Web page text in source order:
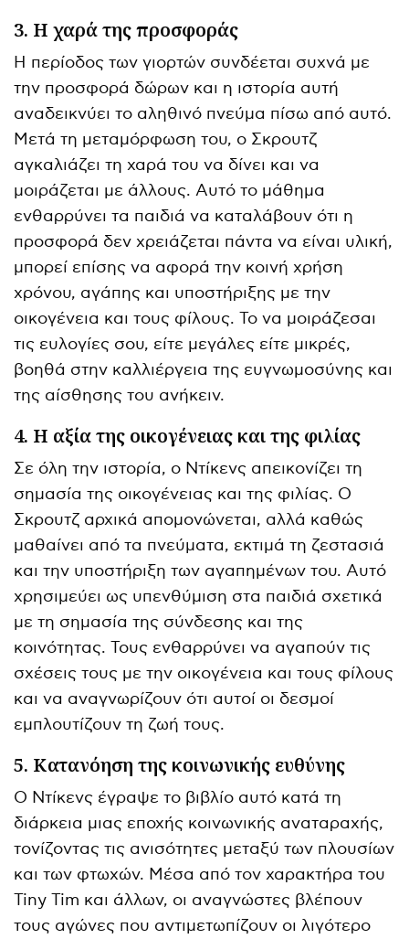
3. Η χαρά της προσφοράς
Η περίοδος των γιορτών συνδέεται συχνά με
την προσφορά δώρων και η ιστορία αυτή
αναδεικνύει το αληθινό πνεύμα πίσω από αυτό.
Μετά τη μεταμόρφωση του, ο Σκρουτζ
αγκαλιάζει τη χαρά του να δίνει και να
μοιράζεται με άλλους. Αυτό το μάθημα
ενθαρρύνει τα παιδιά να καταλάβουν ότι η
προσφορά δεν χρειάζεται πάντα να είναι υλική,
μπορεί επίσης να αφορά την κοινή χρήση
χρόνου, αγάπης και υποστήριξης με την
οικογένεια και τους φίλους. Το να μοιράζεσαι
τις ευλογίες σου, είτε μεγάλες είτε μικρές,
βοηθά στην καλλιέργεια της ευγνωμοσύνης και
της αίσθησης του ανήκειν.
4. Η αξία της οικογένειας και της φιλίας
Σε όλη την ιστορία, ο Ντίκενς απεικονίζει τη
σημασία της οικογένειας και της φιλίας. Ο
Σκρουτζ αρχικά απομονώνεται, αλλά καθώς
μαθαίνει από τα πνεύματα, εκτιμά τη ζεστασιά
και την υποστήριξη των αγαπημένων του. Αυτό
χρησιμεύει ως υπενθύμιση στα παιδιά σχετικά
με τη σημασία της σύνδεσης και της
κοινότητας. Τους ενθαρρύνει να αγαπούν τις
σχέσεις τους με την οικογένεια και τους φίλους
και να αναγνωρίζουν ότι αυτοί οι δεσμοί
εμπλουτίζουν τη ζωή τους.
5. Κατανόηση της κοινωνικής ευθύνης
Ο Ντίκενς έγραψε το βιβλίο αυτό κατά τη
διάρκεια μιας εποχής κοινωνικής αναταραχής,
τονίζοντας τις ανισότητες μεταξύ των πλουσίων
και των φτωχών. Μέσα από τον χαρακτήρα του
Tiny Tim και άλλων, οι αναγνώστες βλέπουν
τους αγώνες που αντιμετωπίζουν οι λιγότερο